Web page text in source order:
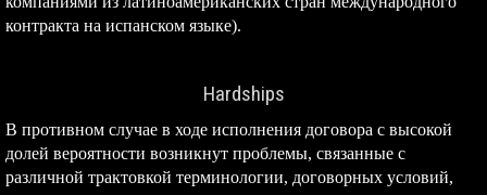
контракта на испанском языке).
Hardships
В противном случае в ходе исполнения договора с высокой
долей вероятности возникнут проблемы, связанные с
различной трактовкой терминологии, договорных условий,